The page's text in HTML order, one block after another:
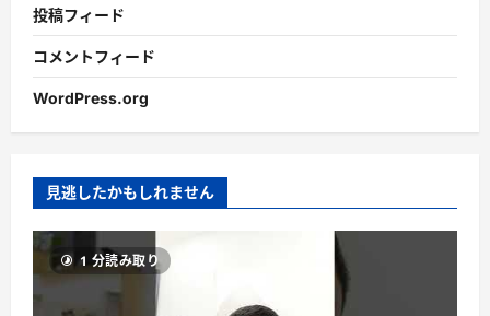
投稿フィード
コメントフィード
WordPress.org
見逃したかもしれません
1 分読み取り